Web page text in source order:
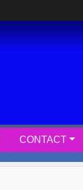
CONTACT